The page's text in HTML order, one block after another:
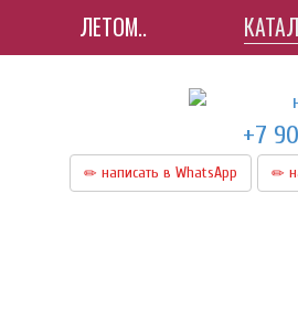
ЛЕТОМ..
+7
написать в WhatsApp